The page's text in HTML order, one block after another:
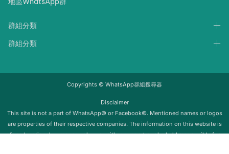
群組分類
群組分類
Copyrights © WhatsApp群組搜尋器
Disclaimer
‍‍This site is not a part of WhatsApp© or Facebook©. Mentioned names or logos
are properties of their respective companies. The information on this website is
for educational purposes only; we neither support nor be held responsible for